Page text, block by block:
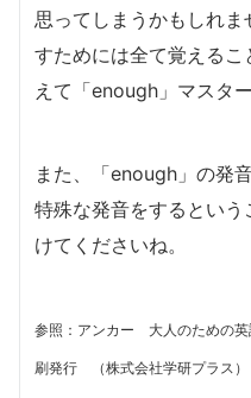
思ってしまうかもしれ
すためには全て覚える
えて「enough」マスタ
また、「enough」の発
特殊な発音をするとい
けてくださいね。
参照：アンカー 大人のための
刷発行 （株式会社学研プラス）